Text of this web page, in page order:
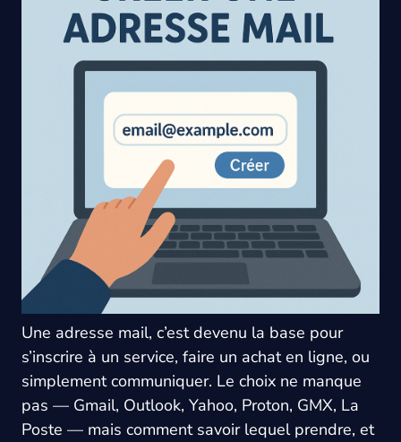
Une adresse mail, c’est devenu la base pour
s’inscrire à un service, faire un achat en ligne, ou
simplement communiquer. Le choix ne manque
pas — Gmail, Outlook, Yahoo, Proton, GMX, La
Poste — mais comment savoir lequel prendre, et